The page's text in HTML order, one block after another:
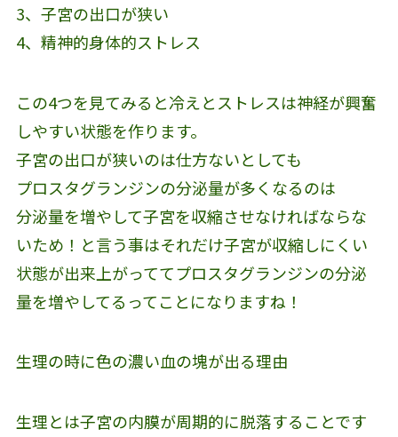
3、子宮の出口が狭い
4、精神的身体的ストレス
この4つを見てみると冷えとストレスは神経が興奮
しやすい状態を作ります。
子宮の出口が狭いのは仕方ないとしても
プロスタグランジンの分泌量が多くなるのは
分泌量を増やして子宮を収縮させなければならな
いため！と言う事はそれだけ子宮が収縮しにくい
状態が出来上がっててプロスタグランジンの分泌
量を増やしてるってことになりますね！
生理の時に色の濃い血の塊が出る理由
生理とは子宮の内膜が周期的に脱落することです